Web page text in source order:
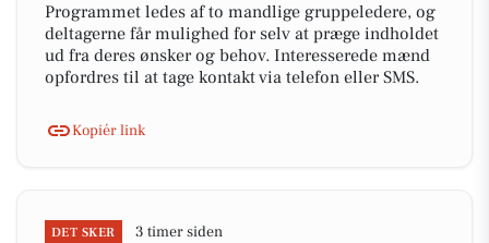
Programmet ledes af to mandlige gruppeledere, og
deltagerne får mulighed for selv at præge indholdet
ud fra deres ønsker og behov. Interesserede mænd
opfordres til at tage kontakt via telefon eller SMS.
Kopiér link
DET SKER 3 timer siden